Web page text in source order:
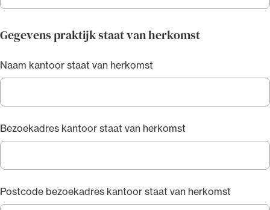
De advocaat, bedoeld in het eerste lid van artikel 16h,
is gehouden zijn beroepswerkzaamheden in Nederland
uit te oefenen onder zijn oorspronkelijke beroepstitel,
verstaanbare wijze en zodanig dat hij niet kan worden
Bij de uitoefening van de werkzaamheden, bedoeld in
waarbij hij overeenkomstig de wettelijke regeling van
de staat van herkomst is toegelaten alsmede zijn
Gegevens praktijk staat van herkomst
Naam kantoor staat van herkomst
Bezoekadres kantoor staat van herkomst
Postcode bezoekadres kantoor staat van herkomst